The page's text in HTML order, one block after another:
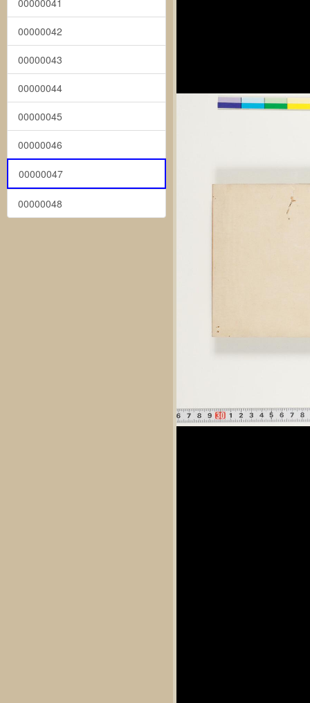
00000041
00000042
00000043
00000044
00000045
00000046
00000047
00000048